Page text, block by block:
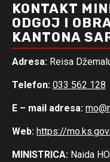
KONTAKT
ODGOJ I
KANTONA
Adresa: Reisa
Telefon: 033 562 128
E – mail adresa:
Web: https://
MINISTRICA: Naida